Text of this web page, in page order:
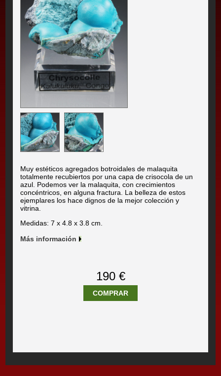
Muy estéticos agregados botroidales de malaquita
totalmente recubiertos por una capa de crisocola de un
azul. Podemos ver la malaquita, con crecimientos
concéntricos, en alguna fractura. La belleza de estos
ejemplares los hace dignos de la mejor colección y
vitrina.
Medidas: 7 x 4.8 x 3.8 cm.
Más información
190 €
COMPRAR